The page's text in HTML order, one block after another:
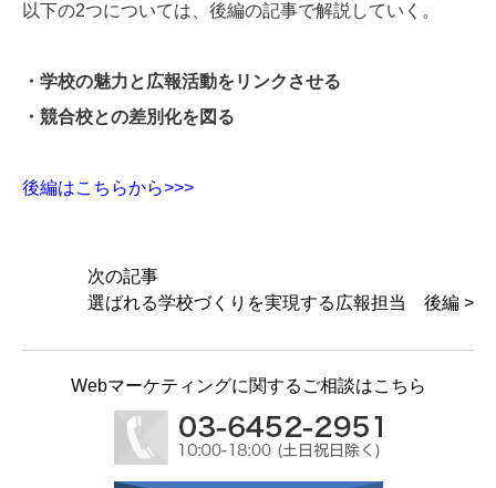
以下の2つについては、後編の記事で解説していく。
・学校の魅力と広報活動をリンクさせる
・競合校との差別化を図る
後編はこちらから>>>
次の記事
選ばれる学校づくりを実現する広報担当 後編 >
Webマーケティングに関するご相談はこちら